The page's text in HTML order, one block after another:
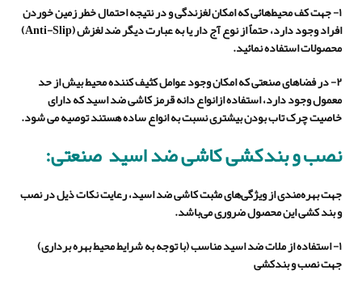
۱- جهت کف محیط‌هائی که امکان لغزندگی و در نتیجه احتمال خطر زمین خوردن
افراد وجود دارد، حتماً از نوع آج دار یا به عبارت دیگر ضد لغزش (Anti-Slip
)
محصولات استفاده نمائید.
۲- در فضاهای صنعتی که امکان وجود عوامل کثیف کننده محیط بیش از حد
معمول وجود دارد، استفاده ازانواع دانه قرمز کاشی ضد اسید که دارای
خاصیت چرک تاب بودن بیشتری نسبت به انواع ساده هستند توصیه می شود.
نصب و بندکشی کاشی ضد اسید صنعتی:
جهت بهره‌مندی از ویژگی‌های مثبت کاشی ضد اسید، رعایت نکات ذیل در نصب
و بند کشی این محصول ضروری می‌باشد.
۱- استفاده از ملات ضد اسید مناسب (با توجه به شرایط محیط بهره برداری)
جهت نصب و بندکشی